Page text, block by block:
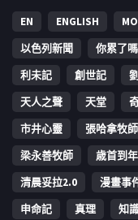
EN ENGLISH
以色列新聞
你累了嗎
利未記
創世記
天人之聲
天堂
市井心靈
張哈拿牧師
梁永善牧師
歳首到
清晨妥拉2.0
漫畫事
申命記
真理 知